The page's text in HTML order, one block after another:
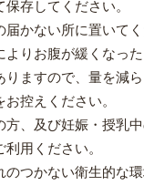
存してください。
届かない所に置いてく
よりお腹が緩くなっ
りますので、量を減
控えください。
方、及び妊娠・授乳
用ください。
のつかない衛生的な